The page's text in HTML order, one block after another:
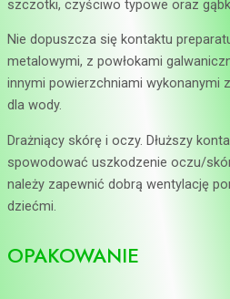
szczotki, czyściwo typowe oraz
Nie dopuszcza się kontaktu
metalowymi, z powłokami
innymi powierzchniami wykonanymi
dla wody.
Drażniący skórę i oczy. Dłuższy
spowodować uszkodzenie oczu/
należy zapewnić dobrą wentylację
dziećmi.
OPAKOWANIE